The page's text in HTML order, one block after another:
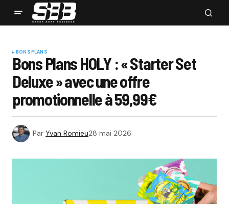
BONS PLANS
Bons Plans HOLY : « Starter Set
Deluxe » avec une offre
promotionnelle à 59,99€
Par Yvan Romieu28 mai 2026